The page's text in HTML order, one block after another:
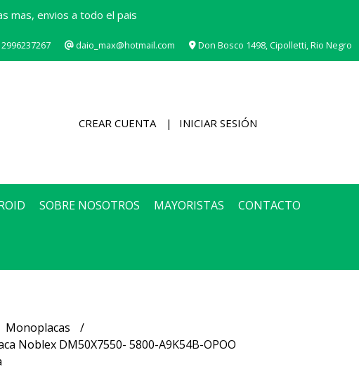
mas, envios a todo el pais
2996237267 daio_max@hotmail.com Don Bosco 1498, Cipolletti, Rio Negro
CREAR CUENTA INICIAR SESIÓN
SOBRE NOSOTROS MAYORISTAS CONTACTO
Monoplacas
Noblex DM50X7550- 5800-A9K54B-OPOO